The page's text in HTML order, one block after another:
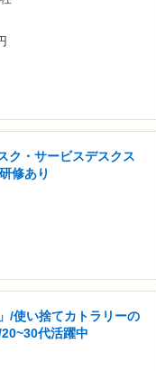
ク・サービスデスクス
修あり
/使い捨てカトラリーの
代活躍中